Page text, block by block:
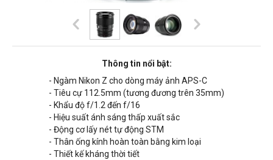
Thông tin nổi bật:
- Ngàm Nikon Z cho dòng máy ảnh APS-C
- Tiêu cự 112.5mm (tương đương trên 35mm)
- Khẩu độ f/1.2 đến f/16
- Hiệu suất ánh sáng thấp xuất sắc
- Động cơ lấy nét tự động STM
- Thân ống kính hoàn toàn bằng kim loại
- Thiết kế kháng thời tiết